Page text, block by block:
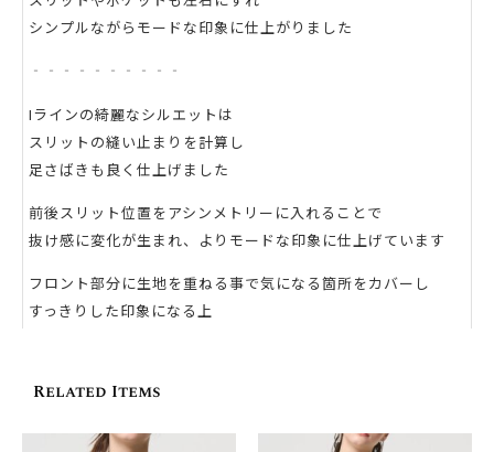
シンプルながらモードな印象に仕上がりました
‐‐‐‐‐‐‐‐‐‐
Iラインの綺麗なシルエットは
スリットの縫い止まりを計算し
足さばきも良く仕上げました
前後スリット位置をアシンメトリーに入れることで
抜け感に変化が生まれ、よりモードな印象に仕上げています
フロント部分に生地を重ねる事で気になる箇所をカバーし
すっきりした印象になる上
幅広い体型の方に合わせられるように
Related Items